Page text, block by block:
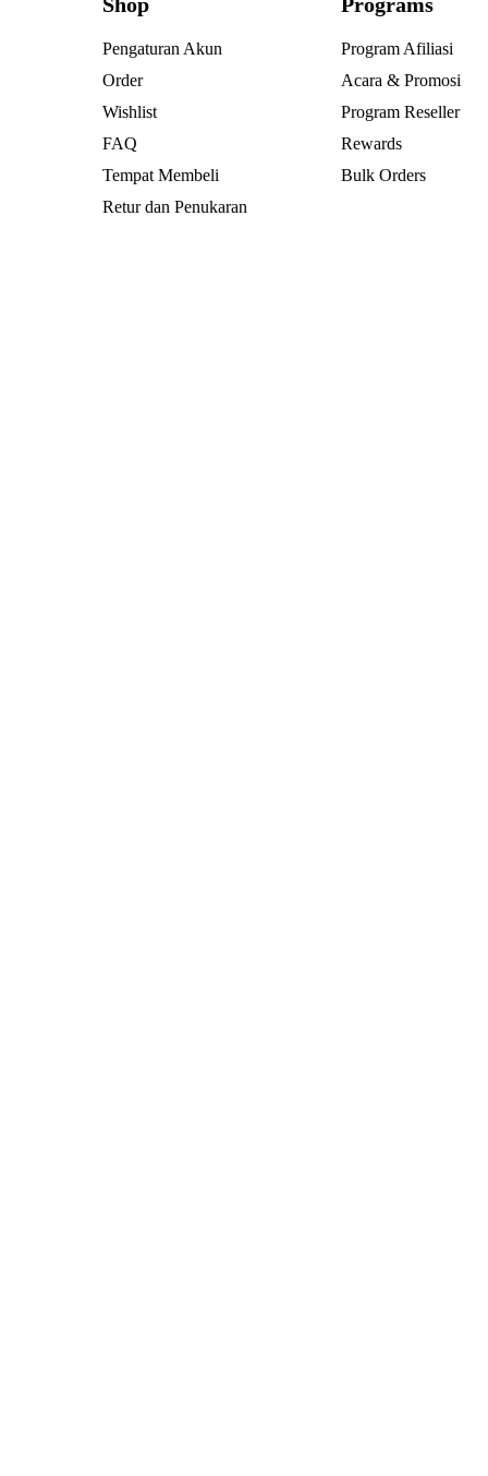
Shop
Pengaturan Akun
Order
Wishlist
FAQ
Tempat Membeli
Retur dan Penukaran
Programs
Program Afiliasi
Acara & Promosi
Program Reseller
Rewards
Bulk Orders